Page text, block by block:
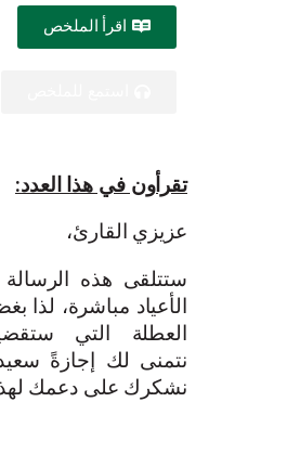
اقرأ الملخص
تقرأون في هذا العدد:
عزيزي القارئ،
ستتلقى هذه
الأعياد مباشرة، لذا
العطلة التي
نتمنى لك إجازةً
نشكرك على دعمك